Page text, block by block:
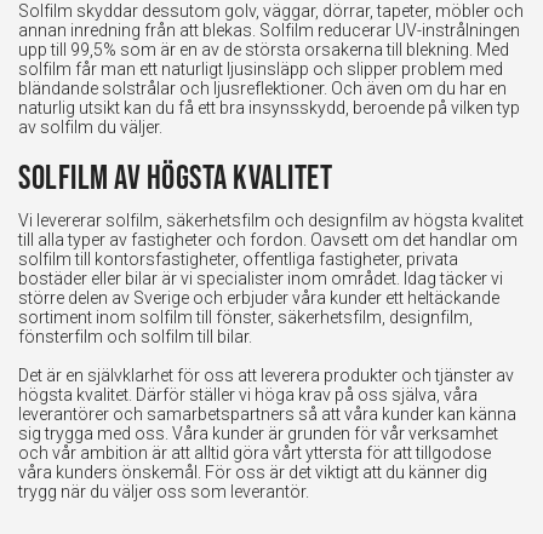
Solfilm skyddar dessutom golv, väggar, dörrar, tapeter, möbler och
annan inredning från att blekas. Solfilm reducerar UV-instrålningen
upp till 99,5% som är en av de största orsakerna till blekning. Med
solfilm får man ett naturligt ljusinsläpp och slipper problem med
bländande solstrålar och ljusreflektioner. Och även om du har en
naturlig utsikt kan du få ett bra insynsskydd, beroende på vilken typ
av solfilm du väljer.
Solfilm av högsta kvalitet
Vi levererar solfilm, säkerhetsfilm och designfilm av högsta kvalitet
till alla typer av fastigheter och fordon. Oavsett om det handlar om
solfilm till kontorsfastigheter, offentliga fastigheter, privata
bostäder eller bilar är vi specialister inom området. Idag täcker vi
större delen av Sverige och erbjuder våra kunder ett heltäckande
sortiment inom solfilm till fönster, säkerhetsfilm, designfilm,
fönsterfilm och solfilm till bilar.
Det är en självklarhet för oss att leverera produkter och tjänster av
högsta kvalitet. Därför ställer vi höga krav på oss själva, våra
leverantörer och samarbetspartners så att våra kunder kan känna
sig trygga med oss. Våra kunder är grunden för vår verksamhet
och vår ambition är att alltid göra vårt yttersta för att tillgodose
våra kunders önskemål. För oss är det viktigt att du känner dig
trygg när du väljer oss som leverantör.